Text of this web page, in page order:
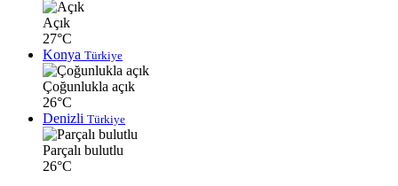
Açık
27°C
Konya Türkiye
Çoğunlukla açık
26°C
Denizli Türkiye
Parçalı bulutlu
26°C